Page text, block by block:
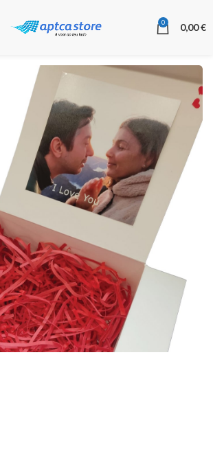
0 0,00€